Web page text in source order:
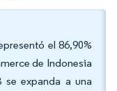
el 86,90%
de Indonesia
se expanda a una